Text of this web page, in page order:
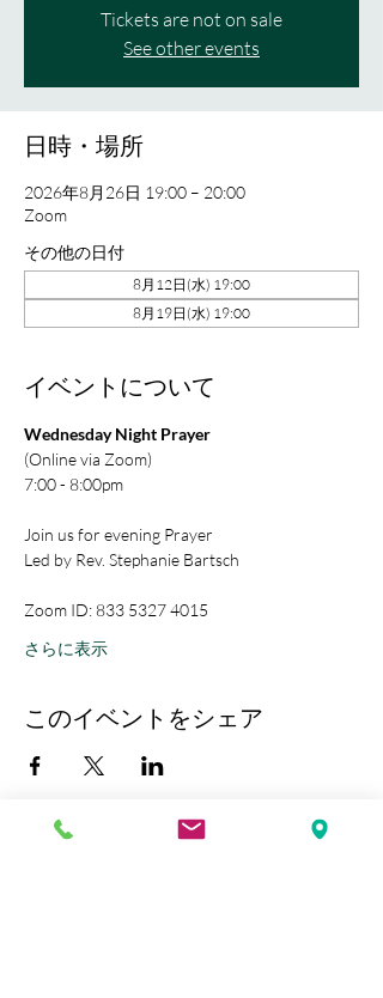
Tickets are not on sale
See other events
日時・場所
2026年8月26日 19:00 – 20:00
Zoom
その他の日付
8月12日(水) 19:00
8月19日(水) 19:00
イベントについて
Wednesday Night Prayer
(Online via Zoom)
7:00 - 8:00pm
Join us for evening Prayer
Led by Rev. Stephanie Bartsch
Zoom ID: 833 5327 4015
さらに表示
このイベントをシェア